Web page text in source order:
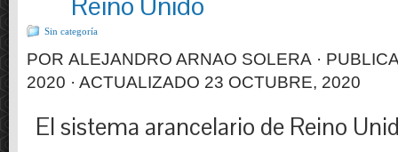
Sin categoría
POR ALEJANDRO ARNAO SOLERA ·
2020 · ACTUALIZADO 23 OCTUBRE, 2020
El sistema arancelario de Reino